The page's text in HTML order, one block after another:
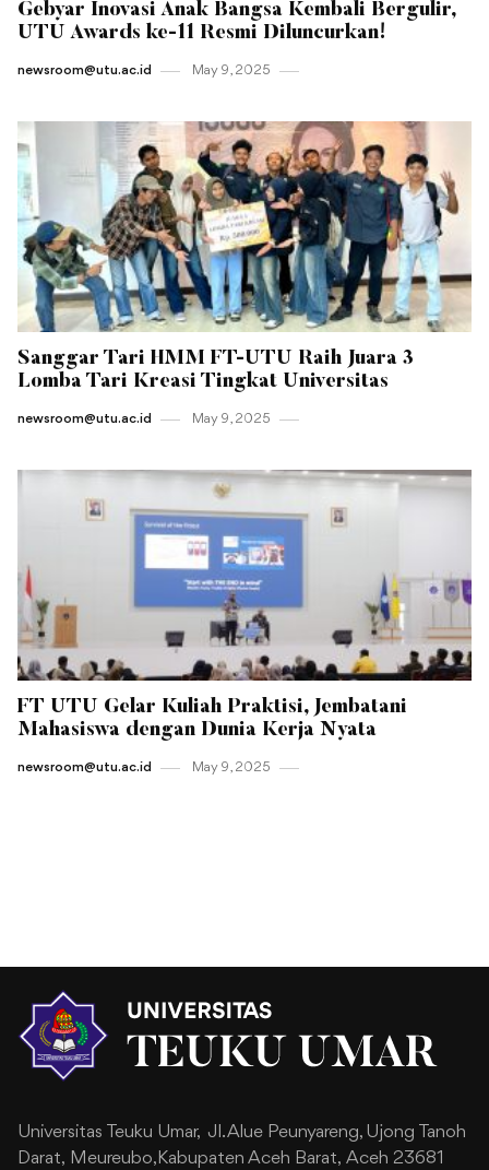
Gebyar Inovasi Anak Bangsa Kembali Bergulir,
UTU Awards ke-11 Resmi Diluncurkan!
newsroom@utu.ac.id May 9 , 2025
Sanggar Tari HMM FT-UTU Raih Juara 3
Lomba Tari Kreasi Tingkat Universitas
newsroom@utu.ac.id May 9 , 2025
FT UTU Gelar Kuliah Praktisi, Jembatani
Mahasiswa dengan Dunia Kerja Nyata
newsroom@utu.ac.id May 9 , 2025
Universitas Teuku Umar, Jl. Alue Peunyareng, Ujong Tanoh
Darat, Meureubo,Kabupaten Aceh Barat, Aceh 23681